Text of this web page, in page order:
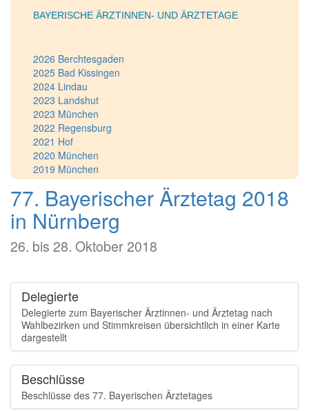
BAYERISCHE ÄRZTINNEN- UND ÄRZTETAGE
2026 Berchtesgaden
2025 Bad Kissingen
2024 Lindau
2023 Landshut
2023 München
2022 Regensburg
2021 Hof
2020 München
2019 München
2018 Nürnberg
2018 München
2017 Rosenheim
2016 Schweinfurt
2015 Deggendorf
2014 Weiden
2012 Augsburg
2011 München
2010 Fürth
2010 Regensburg
2009 Ingolstadt
2008 Würzburg
2008 München
2007 Regensburg
2007 Nürnberg
2006 Straubing
77. Bayerischer Ärztetag 2018
in Nürnberg
26. bis 28. Oktober 2018
Delegierte
Delegierte zum Bayerischer Ärztinnen- und Ärztetag nach
Wahlbezirken und Stimmkreisen übersichtlich in einer Karte
dargestellt
Beschlüsse
Beschlüsse des 77. Bayerischen Ärztetages